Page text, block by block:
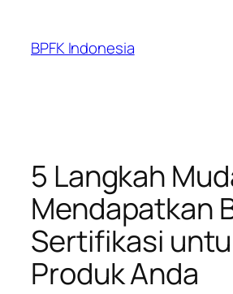
content
BPFK Indonesia
5 Langkah
Mendapatkan
Sertifikasi
Produk Anda